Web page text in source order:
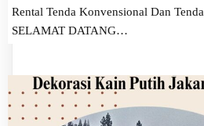
Rental Tenda Konvensional Dan
SELAMAT DATANG…